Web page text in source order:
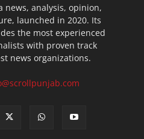
news, analysis, opinion,
launched in 2020. Its
the most experienced
with proven track
news organizations.